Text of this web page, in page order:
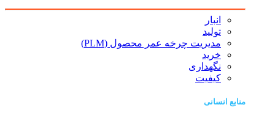
انبار
تولید
مدیریت چرخه عمر محصول (PLM)
خرید
نگهداری
کیفیت
منابع انسانی